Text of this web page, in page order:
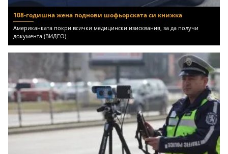
108-годишна жена поднови шофьорската си книжка
Американката покри всички медицински изисквания, за да получи
документа (ВИДЕО)